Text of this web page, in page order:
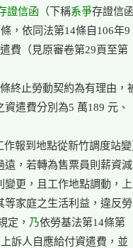
證信函 （下稱系爭存證信函
條，依同法第14條自106年9
費（見原審卷第29頁至第
終止勞動契約為有理由，
資遣費分別為5 萬189 元、
報到地點從新竹調度站
遠，若轉為售票員則薪資減
變更，且工作地點調動，上
等家庭之生活利益，違反勞
定，
乃依勞基法第14條第
上訴人自應給付資遣費，並